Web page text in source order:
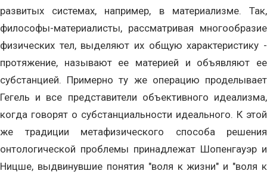
развитых системах, например, в материализме. Так,
философы-материалисты, рассматривая многообразие
физических тел, выделяют их общую характеристику -
протяжение, называют ее материей и объявляют ее
субстанцией. Примерно ту же операцию проделывает
Гегель и все представители объективного идеализма,
когда говорят о субстанциальности идеального. К этой
же традиции метафизического способа решения
онтологической проблемы принадлежат Шопенгауэр и
Ницше, выдвинувшие понятия "воля к жизни" и "воля к